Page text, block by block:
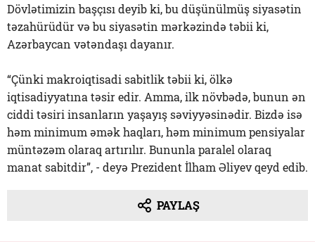
Dövlətimizin başçısı deyib ki, bu düşünülmüş siyasətin
təzahürüdür və bu siyasətin mərkəzində təbii ki,
Azərbaycan vətəndaşı dayanır.
“Çünki makroiqtisadi sabitlik təbii ki, ölkə
iqtisadiyyatına təsir edir. Amma, ilk növbədə, bunun ən
ciddi təsiri insanların yaşayış səviyyəsinədir. Bizdə isə
həm minimum əmək haqları, həm minimum pensiyalar
müntəzəm olaraq artırılır. Bununla paralel olaraq
manat sabitdir”, - deyə Prezident İlham Əliyev qeyd edib.
PAYLAŞ